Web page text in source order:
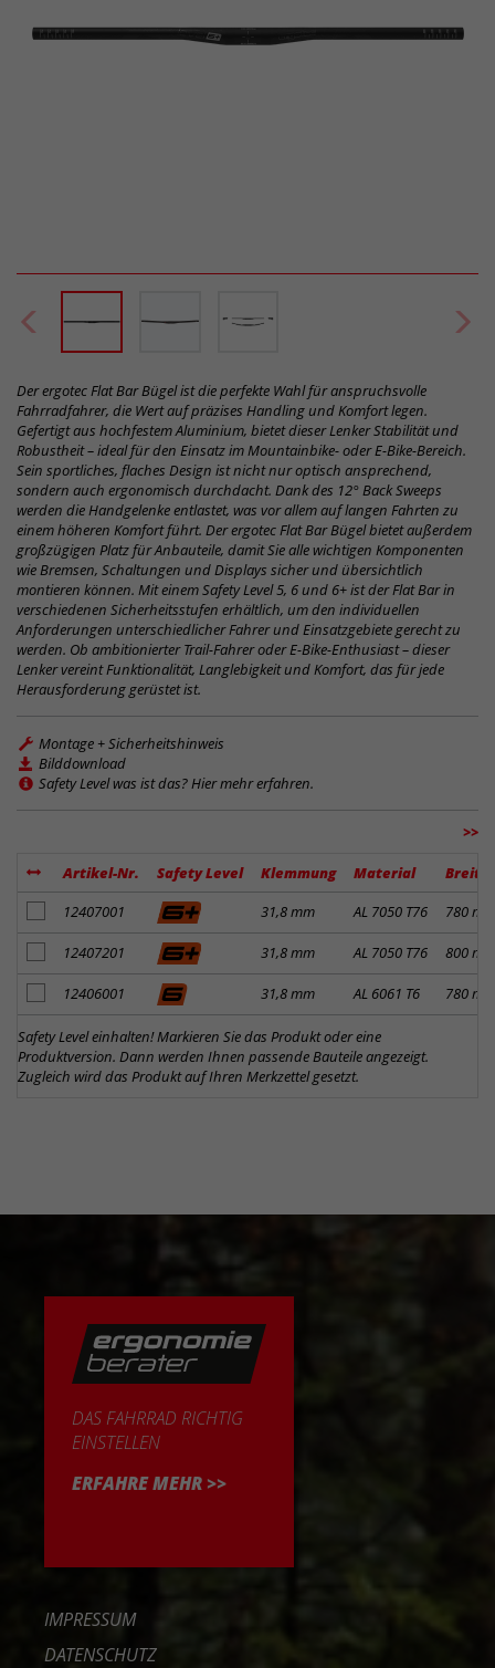
Der ergotec Flat Bar Bügel ist die perfekte Wahl für anspruchsvolle
Fahrradfahrer, die Wert auf präzises Handling und Komfort legen.
Gefertigt aus hochfestem Aluminium, bietet dieser Lenker Stabilität und
Robustheit – ideal für den Einsatz im Mountainbike- oder E-Bike-Bereich.
Sein sportliches, flaches Design ist nicht nur optisch ansprechend,
sondern auch ergonomisch durchdacht. Dank des 12° Back Sweeps
werden die Handgelenke entlastet, was vor allem auf langen Fahrten zu
einem höheren Komfort führt. Der ergotec Flat Bar Bügel bietet außerdem
großzügigen Platz für Anbauteile, damit Sie alle wichtigen Komponenten
wie Bremsen, Schaltungen und Displays sicher und übersichtlich
montieren können. Mit einem Safety Level 5, 6 und 6+ ist der Flat Bar in
verschiedenen Sicherheitsstufen erhältlich, um den individuellen
Anforderungen unterschiedlicher Fahrer und Einsatzgebiete gerecht zu
werden. Ob ambitionierter Trail-Fahrer oder E-Bike-Enthusiast – dieser
Lenker vereint Funktionalität, Langlebigkeit und Komfort, das für jede
Herausforderung gerüstet ist.
Montage + Sicherheitshinweis
Bilddownload
Safety Level was ist das? Hier mehr erfahren.
>>
Artikel-Nr. Safety Level Klemmung Material
Breite
Artikel zum Merkzettel hinzufügen
12407001 31,8 mm AL 7050 T76 780 mm
Artikel zum Merkzettel hinzufügen
12407201 31,8 mm AL 7050 T76 800 mm
Artikel zum Merkzettel hinzufügen
12406001 31,8 mm AL 6061 T6 780 mm
Safety Level einhalten! Markieren Sie das Produkt oder eine
Produktversion. Dann werden Ihnen passende Bauteile angezeigt.
Zugleich wird das Produkt auf Ihren Merkzettel gesetzt.
DAS FAHRRAD RICHTIG
EINSTELLEN
ERFAHRE MEHR >>
IMPRESSUM
DATENSCHUTZ